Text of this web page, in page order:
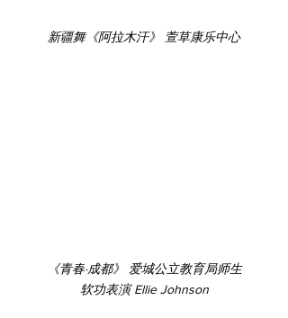
新疆舞《阿拉木汗》 萱草康乐中心
《青春·成都》 爱城公立教育局师生
软功表演 Ellie Johnson